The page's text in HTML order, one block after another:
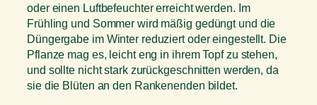
oder einen Luftbefeuchter erreicht werden. Im
Frühling und Sommer wird mäßig gedüngt und die
Düngergabe im Winter reduziert oder eingestellt. Die
Pflanze mag es, leicht eng in ihrem Topf zu stehen,
und sollte nicht stark zurückgeschnitten werden, da
sie die Blüten an den Rankenenden bildet.